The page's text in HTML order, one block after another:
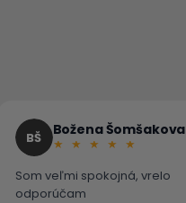
BŠ Božena Šomšakova
Som veľmi spokojná, vrelo
odporúčam